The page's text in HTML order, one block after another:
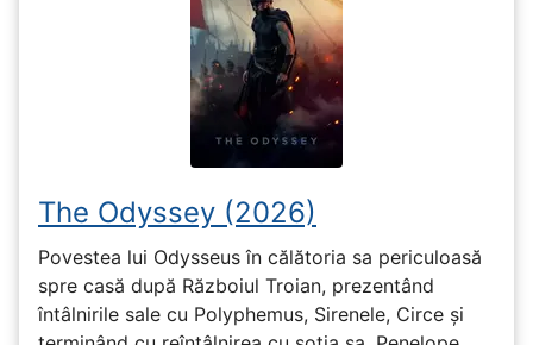
The Odyssey (2026)
Povestea lui Odysseus în călătoria sa periculoasă
spre casă după Războiul Troian, prezentând
întâlnirile sale cu Polyphemus, Sirenele, Circe și